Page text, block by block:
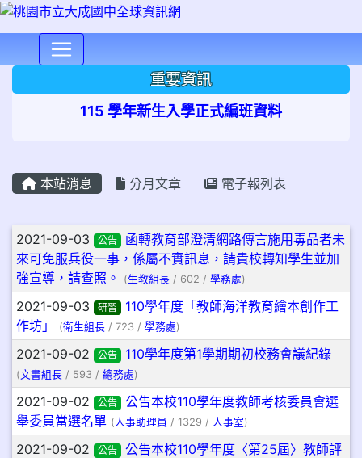
重要資訊
115 學年新生入學正式編班資料
本站消息 分月文章 電子報列表
文章列表
2021-09-03 公告
函轉教育部澄清網路傳言施用毒品者未
來可免服兵役一事，係屬不實訊息，請貴校轉知學生並加
強宣導，請查照。
(生教組長 / 602 / 學務處)
2021-09-03 研習
110學年度「教師海洋教育繪本創作工
作坊」
(衛生組長 / 723 / 學務處)
2021-09-02 公告 110學年度第1學期期初校務會議紀錄
(文書組長 / 593 / 總務處)
2021-09-02 公告
公告本校110學年度教師考核委員會選
舉委員當選名單 ( 人事助理員 / 1329 / 人事室)
2021-09-02 公告
公告本校110學年度〈第25屆〉教師評